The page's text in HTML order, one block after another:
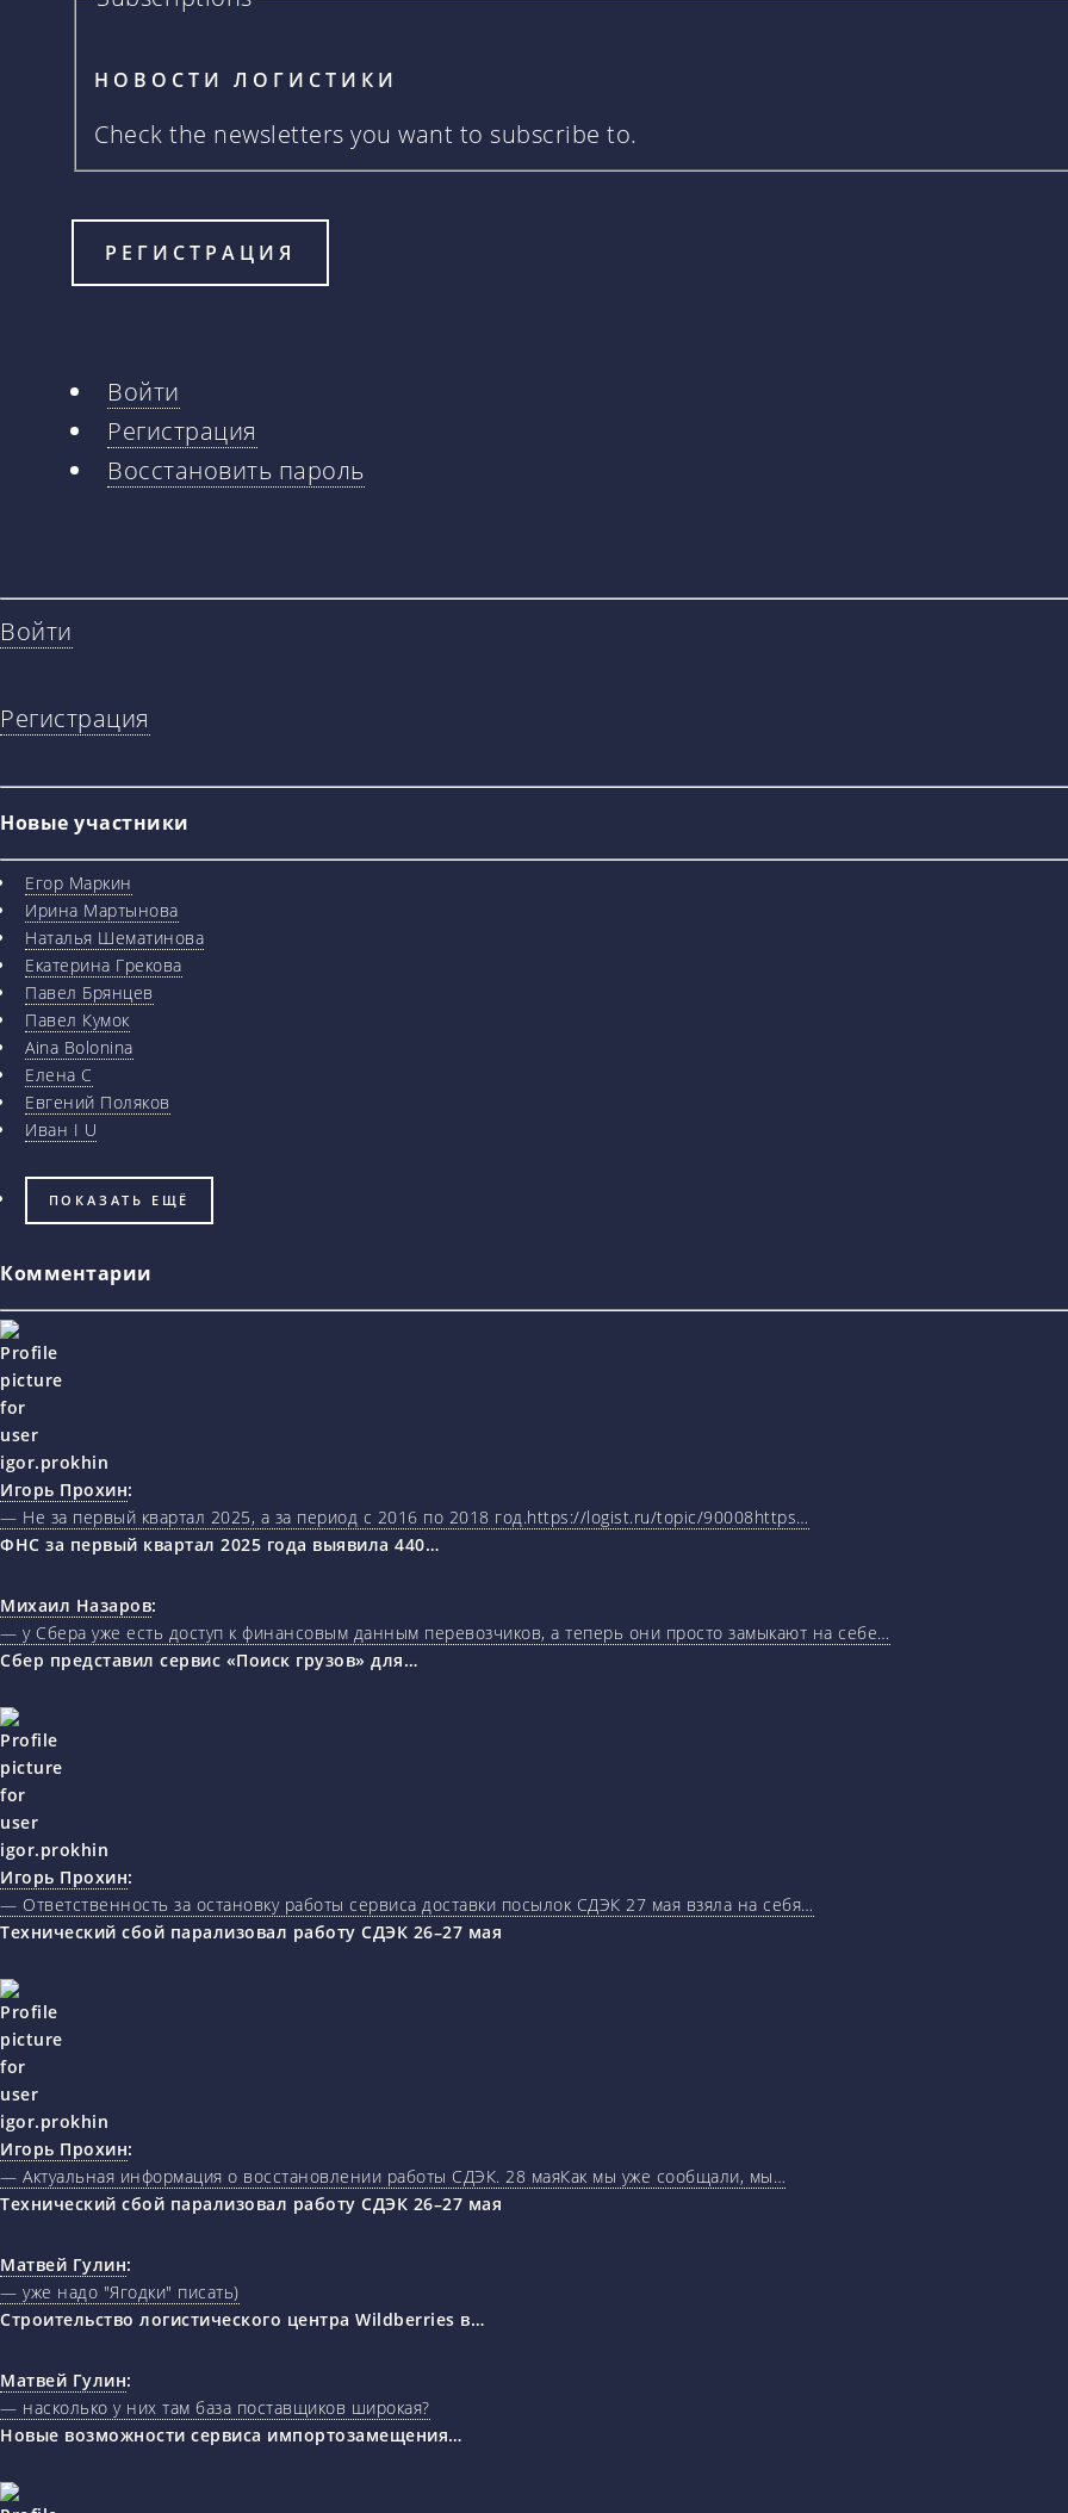
НОВОСТИ ЛОГИСТИКИ
Check the newsletters you want to subscribe to.
Главные
вкладки
Войти
Регистрация
Восстановить пароль
Войти
Регистрация
Новые участники
Егор Маркин
Ирина Мартынова
Наталья Шематинова
Екатерина Грекова
Павел Брянцев
Павел Кумок
Aina Bolonina
Елена С
Евгений Поляков
Иван I U
ПОКАЗАТЬ ЕЩЁ
Комментарии
Игорь Прохин:
— Не за первый квартал 2025, а за период с 2016 по 2018 год.https://logist.ru/topic/90008https…
ФНС за первый квартал 2025 года выявила 440…
Михаил Назаров:
— у Сбера уже есть доступ к финансовым данным перевозчиков, а теперь они просто замыкают на себе…
Сбер представил сервис «Поиск грузов» для…
Игорь Прохин:
— Ответственность за остановку работы сервиса доставки посылок СДЭК 27 мая взяла на себя…
Технический сбой парализовал работу СДЭК 26–27 мая
Игорь Прохин:
— Актуальная информация о восстановлении работы СДЭК. 28 маяКак мы уже сообщали, мы…
Технический сбой парализовал работу СДЭК 26–27 мая
Матвей Гулин:
— уже надо "Ягодки" писать)
Строительство логистического центра Wildberries в…
Матвей Гулин:
— насколько у них там база поставщиков широкая?
Новые возможности сервиса импортозамещения…